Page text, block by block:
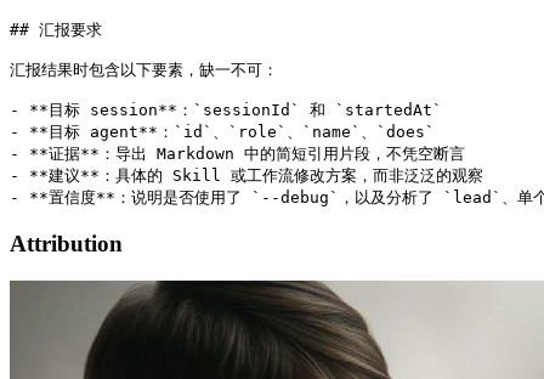
## 汇报要求
汇报结果时包含以下要素，缺一不可：
- **目标 session**：`sessionId` 和 `startedAt`
- **目标 agent**：`id`、`role`、`name`、`does`
- **证据**：导出 Markdown 中的简短引用片段，不凭空断言
- **建议**：具体的 Skill 或工作流修改方案，而非泛泛的观察
Attribution